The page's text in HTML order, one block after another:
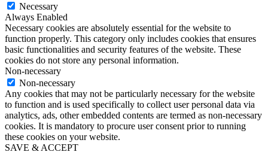
Necessary
Always Enabled
Necessary cookies are absolutely essential for the website to
function properly. This category only includes cookies that ensures
basic functionalities and security features of the website. These
cookies do not store any personal information.
Non-necessary
Non-necessary
Any cookies that may not be particularly necessary for the website
to function and is used specifically to collect user personal data via
analytics, ads, other embedded contents are termed as non-necessary
cookies. It is mandatory to procure user consent prior to running
these cookies on your website.
SAVE & ACCEPT